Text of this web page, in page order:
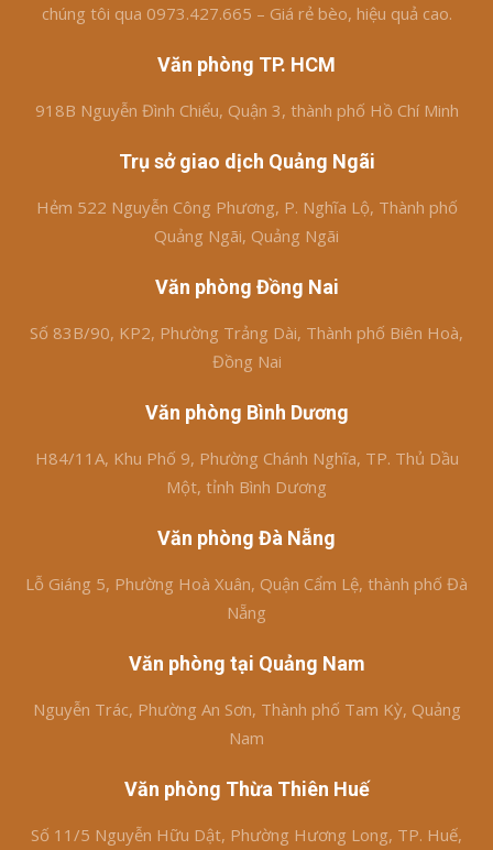
chúng tôi qua 0973.427.665 – Giá rẻ bèo, hiệu quả cao.
Văn phòng TP. HCM
918B Nguyễn Đình Chiểu, Quận 3, thành phố Hồ Chí Minh
Trụ sở giao dịch Quảng Ngãi
Hẻm 522 Nguyễn Công Phương, P. Nghĩa Lộ, Thành phố
Quảng Ngãi, Quảng Ngãi
Văn phòng Đồng Nai
Số 83B/90, KP2, Phường Trảng Dài, Thành phố Biên Hoà,
Đồng Nai
Văn phòng Bình Dương
H84/11A, Khu Phố 9, Phường Chánh Nghĩa, TP. Thủ Dầu
Một, tỉnh Bình Dương
Văn phòng Đà Nẵng
Lỗ Giáng 5, Phường Hoà Xuân, Quận Cẩm Lệ, thành phố Đà
Nẵng
Văn phòng tại Quảng Nam
Nguyễn Trác, Phường An Sơn, Thành phố Tam Kỳ, Quảng
Nam
Văn phòng Thừa Thiên Huế
Số 11/5 Nguyễn Hữu Dật, Phường Hương Long, TP. Huế,